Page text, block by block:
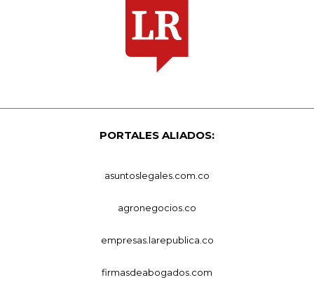
PORTALES ALIADOS:
asuntoslegales.com.co
agronegocios.co
empresas.larepublica.co
firmasdeabogados.com